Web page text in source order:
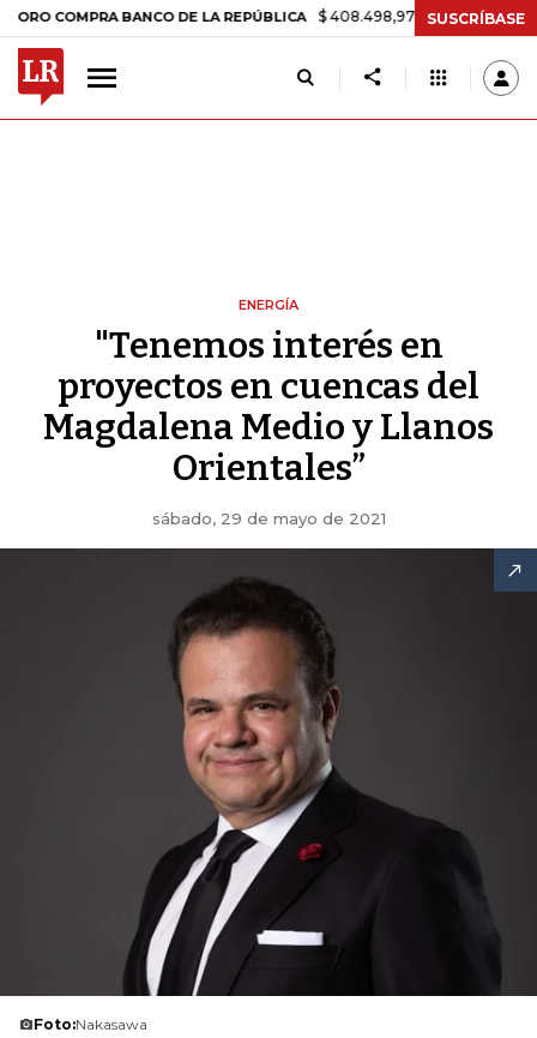
BANCO DE LA REPÚBLICA $ 408.498,97 +$ 8.753,81 +2,19%
SUSCRÍBASE
ENERGÍA
"Tenemos interés en
proyectos en cuencas del
Magdalena Medio y Llanos
Orientales”
sábado, 29 de mayo de 2021
Foto:Nakasawa